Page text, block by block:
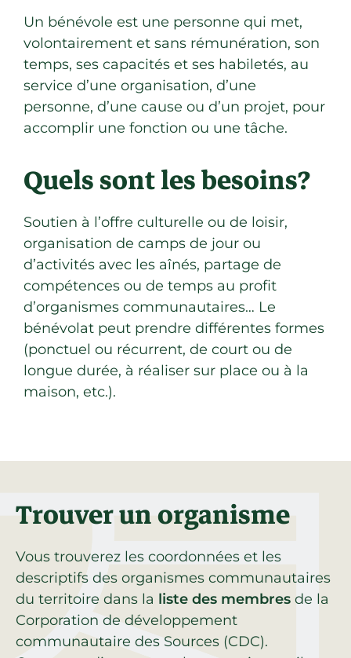
Un bénévole est une personne qui met,
volontairement et sans rémunération, son
temps, ses capacités et ses habiletés, au
service d’une organisation, d’une
personne, d’une cause ou d’un projet, pour
accomplir une fonction ou une tâche.
Quels sont les besoins?
Soutien à l’offre culturelle ou de loisir,
organisation de camps de jour ou
d’activités avec les aînés, partage de
compétences ou de temps au profit
d’organismes communautaires… Le
bénévolat peut prendre différentes formes
(ponctuel ou récurrent, de court ou de
longue durée, à réaliser sur place ou à la
maison, etc.).
Trouver un organisme
Vous trouverez les coordonnées et les
descriptifs des organismes communautaires
du territoire dans la liste des membres de la
Corporation de développement
communautaire des Sources (CDC).